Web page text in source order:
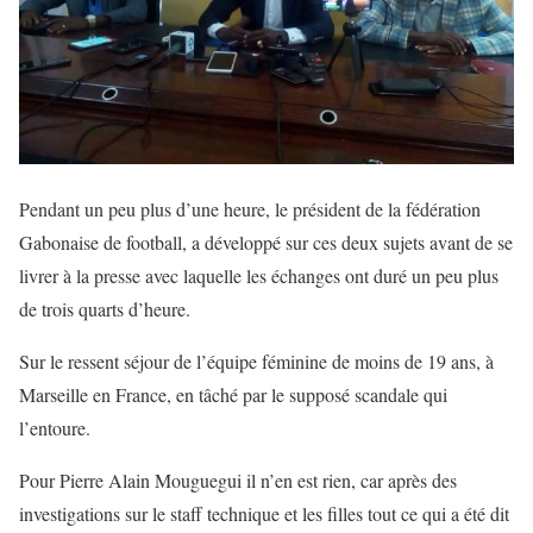
Pendant un peu plus d’une heure, le président de la fédération
Gabonaise de football, a développé sur ces deux sujets avant de se
livrer à la presse avec laquelle les échanges ont duré un peu plus
de trois quarts d’heure.
Sur le ressent séjour de l’équipe féminine de moins de 19 ans, à
Marseille en France, en tâché par le supposé scandale qui
l’entoure.
Pour Pierre Alain Mouguegui il n’en est rien, car après des
investigations sur le staff technique et les filles tout ce qui a été dit